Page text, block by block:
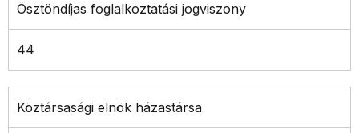
Ösztöndíjas foglalkoztatási jogviszony
44
Köztársasági elnök házastársa